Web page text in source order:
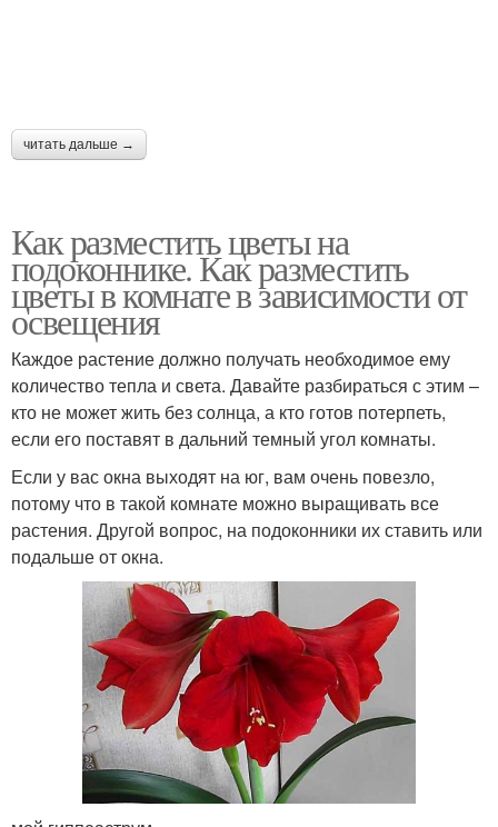
читать дальше →
Как разместить цветы на
подоконнике. Как разместить
цветы в комнате в зависимости от
освещения
Каждое растение должно получать необходимое ему
количество тепла и света. Давайте разбираться с этим –
кто не может жить без солнца, а кто готов потерпеть,
если его поставят в дальний темный угол комнаты.
Если у вас окна выходят на юг, вам очень повезло,
потому что в такой комнате можно выращивать все
растения. Другой вопрос, на подоконники их ставить или
подальше от окна.